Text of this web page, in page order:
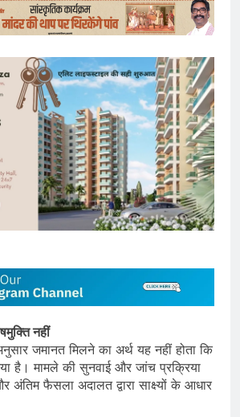
नहीं
जमानत मिलने का अर्थ यह नहीं होता कि
है। मामले की सुनवाई और जांच प्रक्रिया
अंतिम फैसला अदालत द्वारा साक्ष्यों के आधार